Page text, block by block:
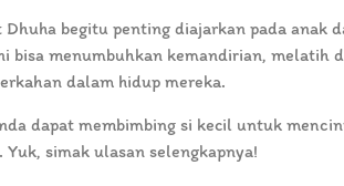
begitu penting diajarkan pada anak
bisa menumbuhkan kemandirian, melatih
dalam hidup mereka.
dapat membimbing si kecil untuk
simak ulasan selengkapnya!